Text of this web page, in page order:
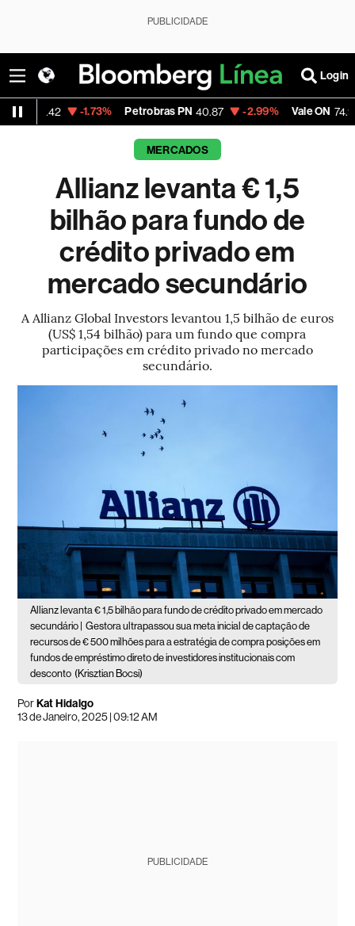
PUBLICIDADE
Login
-1.73% Petrobras PN 40.87 -2.99% Vale ON 74.97 -
MERCADOS
Allianz levanta € 1,5
bilhão para fundo de
crédito privado em
mercado secundário
A Allianz Global Investors levantou 1,5 bilhão de euros
(US$ 1,54 bilhão) para um fundo que compra
participações em crédito privado no mercado
secundário.
Allianz levanta € 1,5 bilhão para fundo de crédito privado em mercado
secundário |
Gestora ultrapassou sua meta inicial de captação de
recursos de € 500 milhões para a estratégia de compra posições em
fundos de empréstimo direto de investidores institucionais com
desconto (Krisztian Bocsi)
PorKat Hidalgo
13 de Janeiro, 2025 | 09:12 AM
PUBLICIDADE